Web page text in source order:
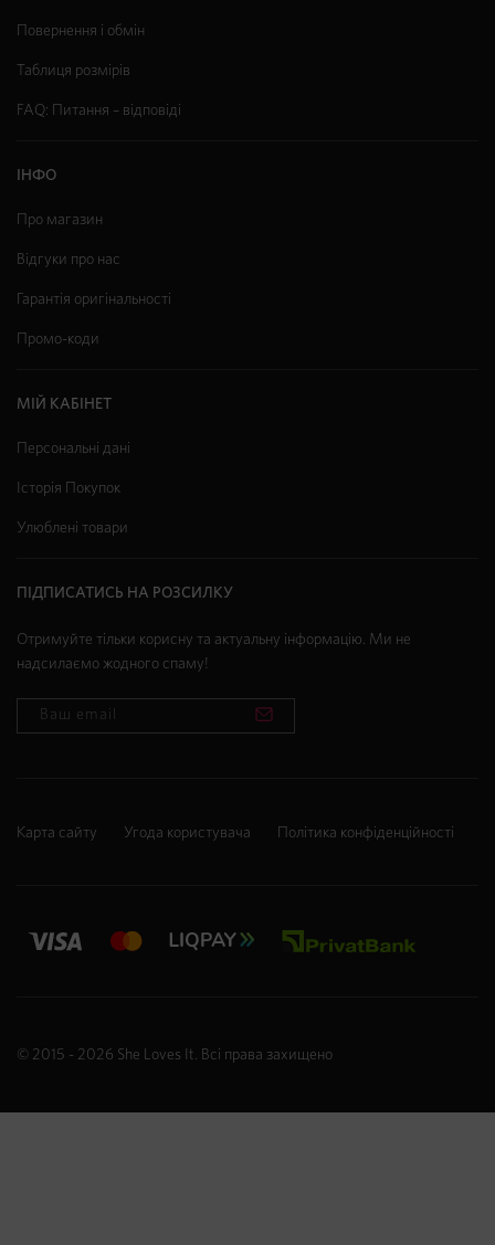
Повернення і обмін
Таблиця розмірів
FAQ: Питання – відповіді
ІНФО
Про магазин
Відгуки про нас
Гарантія оригінальності
Промо-коди
МІЙ КАБІНЕТ
Персональні дані
Історія Покупок
Улюблені товари
ПІДПИСАТИСЬ НА РОЗСИЛКУ
Отримуйте тільки корисну та актуальну інформацію. Ми не
надсилаємо жодного спаму!
© 2015 - 2026 She Loves It . Всі права захищено
Карта сайту Угода користувача Політика конфіденційності